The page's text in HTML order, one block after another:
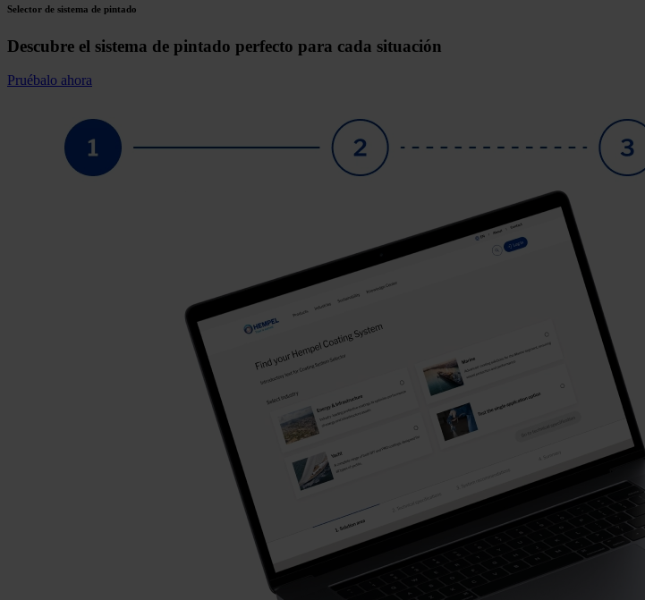
Selector de sistema de pintado
Descubre el sistema de pintado perfecto para cada situación
Pruébalo ahora